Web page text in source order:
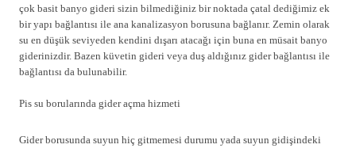
çok basit banyo gideri sizin bilmediğiniz bir noktada çatal dediğimiz ek
bir yapı bağlantısı ile ana kanalizasyon borusuna bağlanır. Zemin olarak
su en düşük seviyeden kendini dışarı atacağı için buna en müsait banyo
giderinizdir. Bazen küvetin gideri veya duş aldığınız gider bağlantısı ile
bağlantısı da bulunabilir.
Pis su borularında gider açma hizmeti
Gider borusunda suyun hiç gitmemesi durumu yada suyun gidişindeki